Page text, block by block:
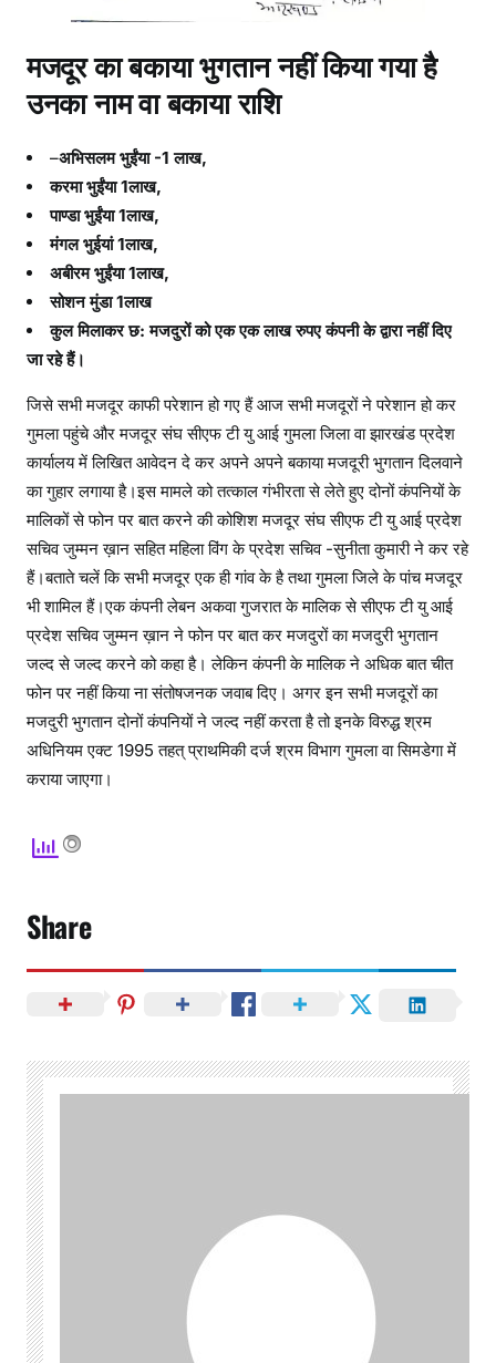
मजदूर का बकाया भुगतान नहीं किया गया है
उनका नाम वा बकाया राशि
–अभिसलम भुईंया -1 लाख,
करमा भुईंया 1लाख,
पाण्डा भुईंया 1लाख,
मंगल भुईयां 1लाख,
अबीरम भुईंया 1लाख,
सोशन मुंडा 1लाख
कुल मिलाकर छ: मजदुरों को एक एक लाख रुपए कंपनी के द्वारा नहीं दिए
जा रहे हैं।
जिसे सभी मजदूर काफी परेशान हो गए हैं आज सभी मजदूरों ने परेशान हो कर
गुमला पहुंचे और मजदूर संघ सीएफ टी यु आई गुमला जिला वा झारखंड प्रदेश
कार्यालय में लिखित आवेदन दे कर अपने अपने बकाया मजदूरी भुगतान दिलवाने
का गुहार लगाया है।इस मामले को तत्काल गंभीरता से लेते हुए दोनों कंपनियों के
मालिकों से फोन पर बात करने की कोशिश मजदूर संघ सीएफ टी यु आई प्रदेश
सचिव जुम्मन ख़ान सहित महिला विंग के प्रदेश सचिव -सुनीता कुमारी ने कर रहे
हैं।बताते चलें कि सभी मजदूर एक ही गांव के है तथा गुमला जिले के पांच मजदूर
भी शामिल हैं।एक कंपनी लेबन अकवा गुजरात के मालिक से सीएफ टी यु आई
प्रदेश सचिव जुम्मन ख़ान ने फोन पर बात कर मजदुरों का मजदुरी भुगतान
जल्द से जल्द करने को कहा है। लेकिन कंपनी के मालिक ने अधिक बात चीत
फोन पर नहीं किया ना संतोषजनक जवाब दिए। अगर इन सभी मजदूरों का
मजदुरी भुगतान दोनों कंपनियों ने जल्द नहीं करता है तो इनके विरुद्ध श्रम
अधिनियम एक्ट 1995 तहत् प्राथमिकी दर्ज श्रम विभाग गुमला वा सिमडेगा में
कराया जाएगा।
Share